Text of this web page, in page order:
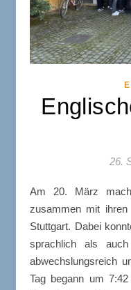
26.
Am 20. März machten die Englischkurse der K1
zusammen mit ihren
Stuttgart. Dabei
sprachlich als
abwechslungsreich
Tag begann um